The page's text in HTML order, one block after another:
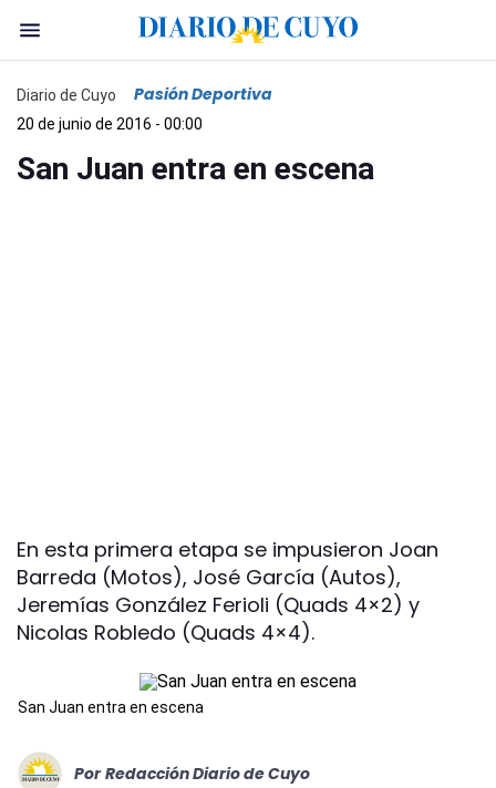
Diario de Cuyo Pasión Deportiva
20 de junio de 2016 - 00:00
San Juan entra en escena
En esta primera etapa se impusieron Joan
Barreda (Motos), José García (Autos),
Jeremías González Ferioli (Quads 4×2) y
Nicolas Robledo (Quads 4×4).
San Juan entra en escena
Por Redacción Diario de Cuyo